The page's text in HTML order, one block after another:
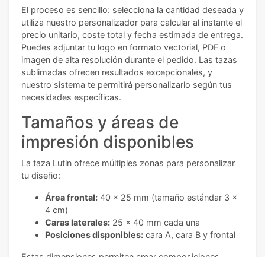
El proceso es sencillo: selecciona la cantidad deseada y
utiliza nuestro personalizador para calcular al instante el
precio unitario, coste total y fecha estimada de entrega.
Puedes adjuntar tu logo en formato vectorial, PDF o
imagen de alta resolución durante el pedido. Las tazas
sublimadas ofrecen resultados excepcionales, y
nuestro sistema te permitirá personalizarlo según tus
necesidades específicas.
Tamaños y áreas de
impresión disponibles
La taza Lutin ofrece múltiples zonas para personalizar
tu diseño:
Área frontal: 40 x 25 mm (tamaño estándar 3 x
4 cm)
Caras laterales: 25 x 40 mm cada una
Posiciones disponibles: cara A, cara B y frontal